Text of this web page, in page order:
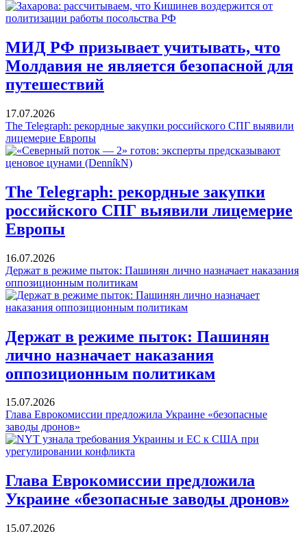
МИД РФ призывает учитывать, что
Молдавия не является безопасной для
путешествий
17.07.2026
The Telegraph: рекордные закупки российского СПГ выявили
лицемерие Европы
The Telegraph: рекордные закупки
российского СПГ выявили лицемерие
Европы
16.07.2026
Держат в режиме пыток: Пашинян лично назначает наказания
оппозиционным политикам
Держат в режиме пыток: Пашинян
лично назначает наказания
оппозиционным политикам
15.07.2026
Глава Еврокомиссии предложила Украине «безопасные
заводы дронов»
Глава Еврокомиссии предложила
Украине «безопасные заводы дронов»
15.07.2026